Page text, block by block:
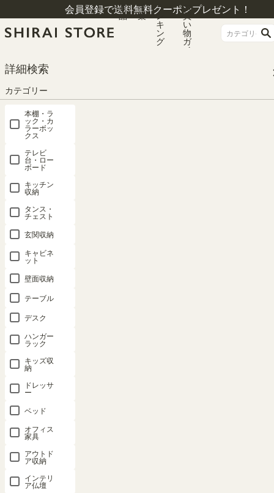
会員登録で送料無料クーポンプレゼント！
商
品
特
集
ラ
ン
キ
ン
グ
お
買
い
物
ガ
イ
詳細検索
カテゴリー
本棚・ラ
ック・カ
ラーボッ
クス
テレビ
台・ロー
ボード
キッチン
収納
タンス・
チェスト
玄関収納
キャビネ
ット
壁面収納
テーブル
デスク
ハンガー
ラック
キッズ収
納
ドレッサ
ー
ベッド
オフィス
家具
アウトド
ア収納
インテリ
ア仏壇
HOME カテゴリー
キッズ用スツール おもちゃ箱 幅40cm 高さ23cm ナチュラルブラウン スタッ
キング可 子供 収納 キッズ収納 おもちゃ収納 マミハピ MHP-2040SNA
子供の成長に合った収納をつくれるキッズ家具
シンプルなデザインで長く使えるキッズスツール。椅子に座ってデス